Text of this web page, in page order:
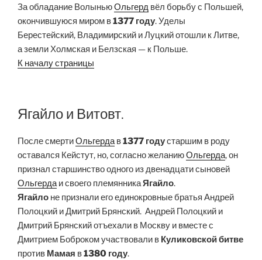
За обладание ВолыньюОльгерд вёл борьбу с Польшей,
окончившуюся миром в1377 году. Уделы
Берестейский, Владимирский и Луцкий отошли к Литве,
а земли Холмская и Белзская — к Польше.
К началу страницы
Ягайло и Витовт.
После смертиОльгердав1377 годустаршим в роду
оставался Кейстут, но, согласно желаниюОльгерда, он
признал старшинство одного из двенадцати сыновей
Ольгердаи своего племянникаЯгайло.
Ягайло не признали его единокровные братья Андрей
Полоцкий и Дмитрий Брянский. Андрей Полоцкий и
Дмитрий Брянский отъехали в Москву и вместе с
Дмитрием Боброком участвовали в Куликовской битве
против Мамая в1380 году.